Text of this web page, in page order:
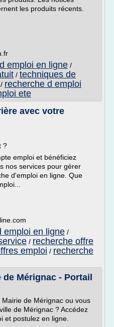
les produits récents.
emploi en ligne /
/ techniques de
/ recherche d emploi
ete
avec votre
?
emploi et bénéficiez
nos services pour gérer
d'emploi en ligne. Que
emploi en ligne /
/ recherche offre
emploi / recherche
Mérignac - Portail
de Mérignac ou vous
de Mérignac ? Accédez
et postulez en ligne.